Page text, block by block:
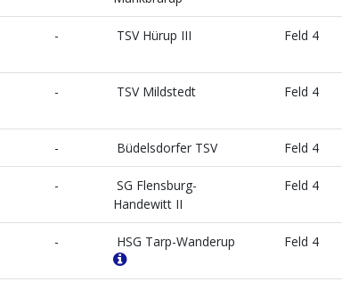
- TSV Hürup III Feld 4
- TSV Mildstedt Feld 4
- Büdelsdorfer TSV Feld 4
-
SG Flensburg-
Handewitt II
Feld 4
- HSG Tarp-Wanderup Feld 4